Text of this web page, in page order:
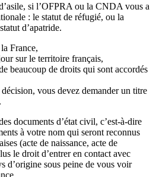
si l’OFPRA ou la CNDA vous a
: le statut de réfugié, ou la
d’apatride.
France,
sur le territoire français,
beaucoup de droits qui sont accordés
vous devez demander un titre
documents d’état civil, c’est-à-dire
à votre nom qui seront reconnus
(acte de naissance, acte de
le droit d’entrer en contact avec
d’origine sous peine de vous voir